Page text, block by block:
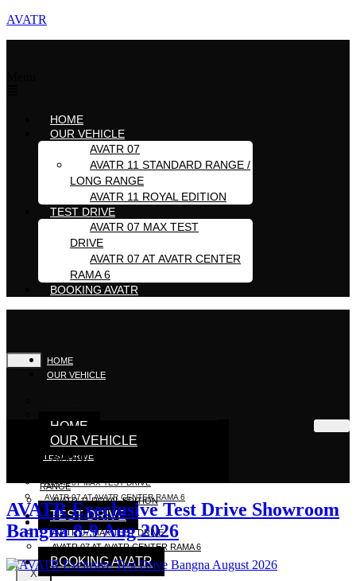
AVATR
HOME
OUR VEHICLE
AVATR 07
AVATR 11 STANDARD RANGE /
LONG RANGE
AVATR 11 ROYAL EDITION
TEST DRIVE
AVATR 07 MAX TEST
DRIVE
AVATR 07 AT AVATR CENTER
RAMA 6
BOOKING AVATR
HOME
OUR VEHICLE
TEST DRIVE
AVATR 07 MAX TEST DRIVE
AVATR 07 AT AVATR CENTER RAMA 6
BOOKING AVATR
X
HOME
OUR VEHICLE
AVATR 07
RANGE
AVATR 11 ROYAL EDITION
TEST DRIVE
AVATR 07 MAX TEST DRIVE
AVATR 07 AT AVATR CENTER RAMA 6
BOOKING AVATR
AVATR Execlusive Test Drive Showroom
Bangna 8-9 Aug 2026